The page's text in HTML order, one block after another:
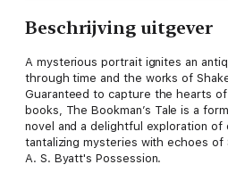
Beschrijving uitgever
A mysterious portrait ignites an
through time and the works of
Guaranteed to capture the hearts
books, The Bookman’s Tale is a
novel and a delightful exploration of
tantalizing mysteries with echoes of
A. S. Byatt's Possession.